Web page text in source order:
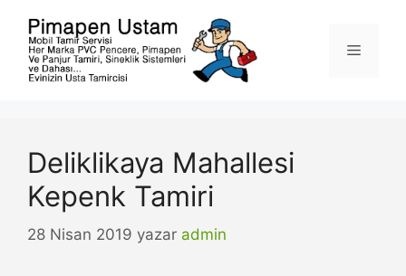
Menü
Deliklikaya Mahallesi
Kepenk Tamiri
28 Nisan 2019 yazar admin